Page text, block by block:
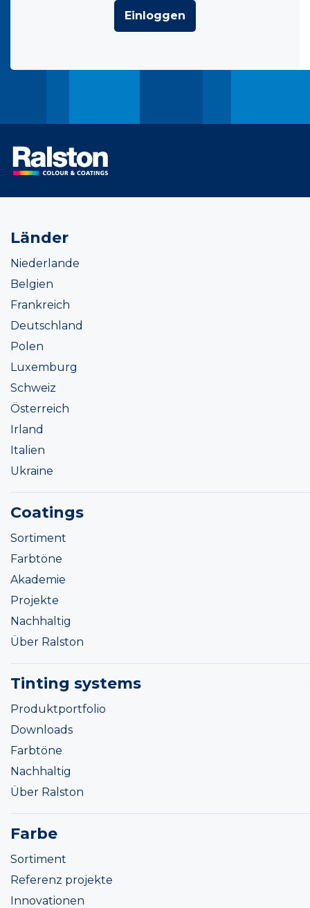
Einloggen
Länder
Niederlande
Belgien
Frankreich
Deutschland
Polen
Luxemburg
Schweiz
Österreich
Irland
Italien
Ukraine
Coatings
Sortiment
Farbtöne
Akademie
Projekte
Nachhaltig
Über Ralston
Tinting systems
Produktportfolio
Downloads
Farbtöne
Nachhaltig
Über Ralston
Farbe
Sortiment
Referenz projekte
Innovationen